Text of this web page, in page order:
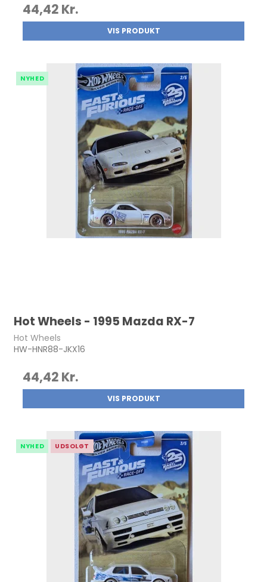
44,42 Kr.
VIS PRODUKT
NYHED
Hot Wheels - 1995 Mazda RX-7
Hot Wheels
HW-HNR88-JKX16
44,42 Kr.
VIS PRODUKT
NYHED UDSOLGT